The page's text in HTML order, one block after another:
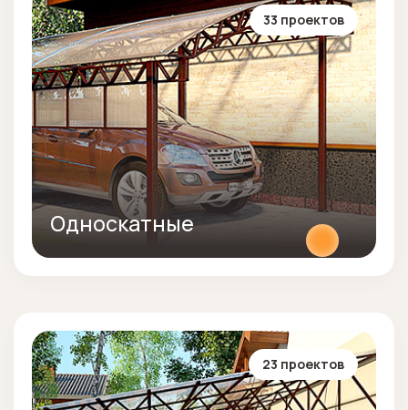
33 проектов
Односкатные
23 проектов